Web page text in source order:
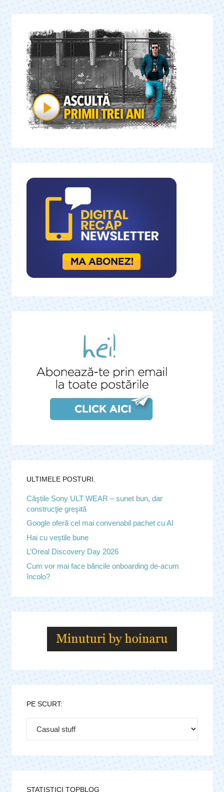
ULTIMELE POSTURI.
Căştile Sony ULT WEAR – sunet bun, dar
construcţie greşită
Google oferă cel mai convenabil pachet cu AI
Hai cu veștile bune
L’Oreal Discovery Day 2026
Cum vor mai face băncile onboarding de-acum
încolo?
PE SCURT:
STATISTICI TOPBLOG